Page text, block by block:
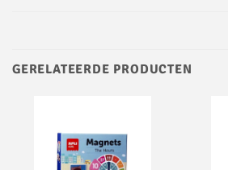
GERELATEERDE PRODUCTEN